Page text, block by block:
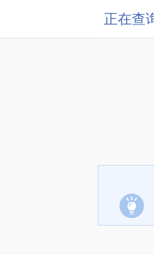
正在查